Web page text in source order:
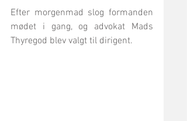
Efter morgenmad slog formanden
mødet i gang, og advokat Mads
Thyregod blev valgt til dirigent.